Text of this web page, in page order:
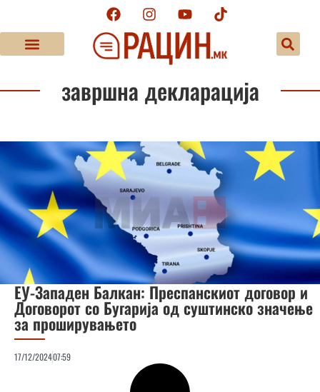
завршна декларација
ЕУ-Западен Балкан: Преспанскиот договор и
Договорот со Бугарија од суштинско значење
за проширувањето
17/12/202407:59